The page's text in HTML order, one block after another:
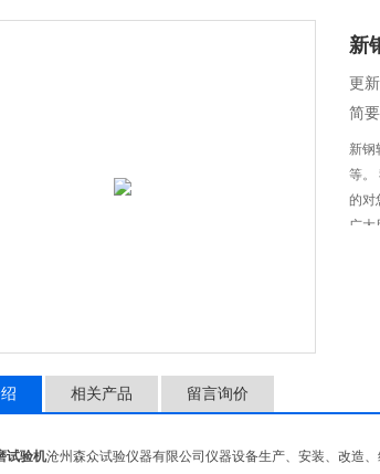
新
更
简
新钢
等。
的对
广大
相关产品 留言询价
试验机沧州森众试验仪器有限公司仪器设备生产、安装、改造